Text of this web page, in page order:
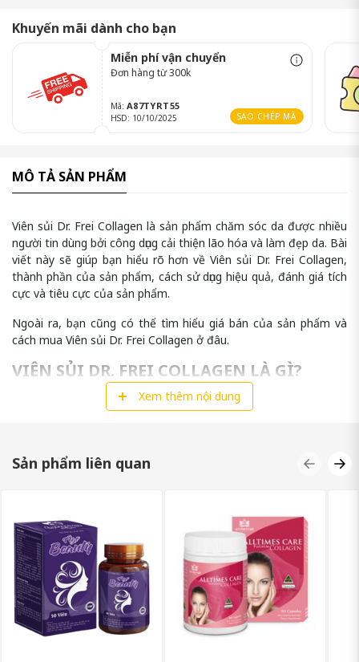
Khuyến mãi dành cho bạn
Miễn phí vận chuyển
Đơn hàng từ 300k
Mã: A87TYRT55
HSD: 10/10/2025 SAO CHÉP MÃ
MÔ TẢ SẢN PHẨM
Viên sủi Dr. Frei Collagen là sản phẩm chăm sóc da được nhiều
người tin dùng bởi công dụng cải thiện lão hóa và làm đẹp da. Bài
viết này sẽ giúp bạn hiểu rõ hơn về Viên sủi Dr. Frei Collagen,
thành phần của sản phẩm, cách sử dụng hiệu quả, đánh giá tích
cực và tiêu cực của sản phẩm.
Ngoài ra, bạn cũng có thể tìm hiểu giá bán của sản phẩm và
cách mua Viên sủi Dr. Frei Collagen ở đâu.
VIÊN SỦI DR. FREI COLLAGEN LÀ GÌ?
Dr. Frei Collagenlà sản phẩm chăm sóc da được sản
cải thiện lão hóa.
Xem thêm nội dung
Sản phẩm liên quan